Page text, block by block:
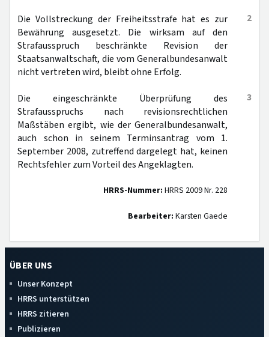
2
Die Vollstreckung der Freiheitsstrafe hat es zur
Bewährung ausgesetzt. Die wirksam auf den
Strafausspruch beschränkte Revision der
Staatsanwaltschaft, die vom Generalbundesanwalt
nicht vertreten wird, bleibt ohne Erfolg.
3
Die eingeschränkte Überprüfung des
Strafausspruchs nach revisionsrechtlichen
Maßstäben ergibt, wie der Generalbundesanwalt,
auch schon in seinem Terminsantrag vom 1.
September 2008, zutreffend dargelegt hat, keinen
Rechtsfehler zum Vorteil des Angeklagten.
HRRS-Nummer: HRRS 2009 Nr. 228
Bearbeiter: Karsten Gaede
ÜBER UNS
Unser Konzept
HRRS unterstützen
HRRS zitieren
Publizieren